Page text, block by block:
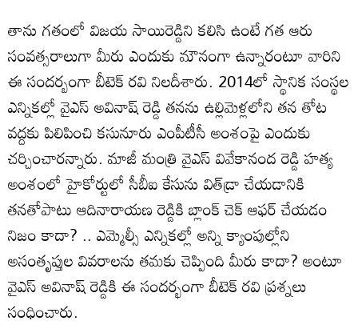
తాను గతంలో విజయ సాయిరెడ్డిని కలిసి ఉంటే గత ఆరు
సంవత్సరాలుగా మీరు ఎందుకు మౌనంగా ఉన్నారంటూ వారిని
ఈ సందర్బంగా బీటెక్ రవి నిలదీశారు. 2014లో స్థానిక సంస్థల
ఎన్నికల్లో వైఎస్ అవినాష్ రెడ్డి తనను ఉల్లిమెళ్లలోని తన తోట
వద్దకు పిలిపించి కసునూరు ఎంపీటీసీ అంశంపై ఎందుకు
చర్చించారన్నారు. మాజీ మంత్రి వైఎస్ వివేకానంద రెడ్డి హత్య
అంశంలో హైకోర్టులో సీబీఐ కేసును విత్‌డ్రా చేయడానికి
తనతోపాటు ఆదినారాయణ రెడ్డికి బ్లాంక్ చెక్ ఆఫర్ చేయడం
నిజం కాదా? .. ఎమ్మెల్సీ ఎన్నికల్లో అన్ని క్యాంపుల్లోని
అసంతృప్తుల వివరాలను తమకు చెప్పింది మీరు కాదా? అంటూ
వైఎస్ అవినాష్ రెడ్డికి ఈ సందర్భంగా బీటెక్ రవి ప్రశ్నలు
సంధించారు.